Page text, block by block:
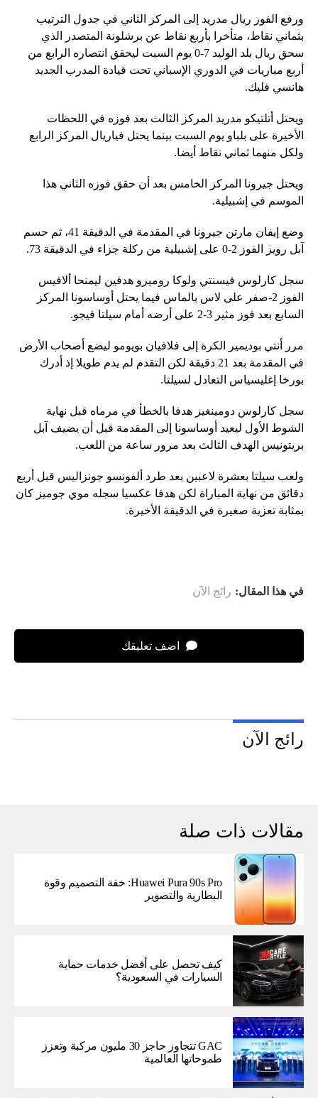
ورفع الفوز ريال مدريد إلى المركز الثاني في جدول الترتيب
بثماني نقاط، متأخرا بأربع نقاط عن برشلونة المتصدر الذي
سحق ريال بلد الوليد 7-0 يوم السبت ليحقق انتصاره الرابع من
أربع مباريات في الدوري الإسباني تحت قيادة المدرب الجديد
هانسي فليك.
ويحتل أتلتيكو مدريد المركز الثالث بعد فوزه في اللحظات
الأخيرة على بلباو يوم السبت بينما يحتل فياريال المركز الرابع
ولكل منهما ثماني نقاط أيضا.
ويحتل جيرونا المركز الخامس بعد أن حقق فوزه الثاني هذا
الموسم في إشبيلية.
وضع إيفان مارتن جيرونا في المقدمة في الدقيقة 41، ثم حسم
آبل رويز الفوز 2-0 على إشبيلية من ركلة جزاء في الدقيقة 73.
سجل كارلوس فيسنتي ولوكا روميرو هدفين ليمنحا ألافيس
الفوز 2-صفر على لاس بالماس فيما يحتل أوساسونا المركز
السابع بعد فوز مثير 3-2 على أرضه أمام سيلتا فيجو.
مرر أنتي بوديمير الكرة إلى فلافيان بويومو ليضع أصحاب الأرض
في المقدمة بعد 21 دقيقة لكن التقدم لم يدم طويلا إذ أدرك
بورخا إغليسياس التعادل لسيلتا.
سجل كارلوس دومينغيز هدفا بالخطأ في مرماه قبل نهاية
الشوط الأول ليعيد أوساسونا إلى المقدمة قبل أن يضيف آبل
بريتونيس الهدف الثالث بعد مرور ساعة من اللعب.
ولعب سيلتا بعشرة لاعبين بعد طرد ألفونسو جونزاليس قبل أربع
دقائق من نهاية المباراة لكن هدفا عكسيا سجله موي جوميز كان
بمثابة تعزية صغيرة في الدقيقة الأخيرة.
في هذا المقال: رائج الآن
اضف تعليقك
رائج الآن
مقالات ذات صلة
Huawei Pura 90s Pro: خفة التصميم وقوة
البطارية والتصوير
كيف تحصل على أفضل خدمات حماية
السيارات في السعودية؟
GAC تتجاوز حاجز 30 مليون مركبة وتعزز
طموحاتها العالمية